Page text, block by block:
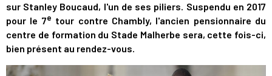
sur Stanley Boucaud, l'un de ses piliers. Suspendu en 2017
pour le 7e tour contre Chambly, l'ancien pensionnaire du
centre de formation du Stade Malherbe sera, cette fois-ci,
bien présent au rendez-vous.